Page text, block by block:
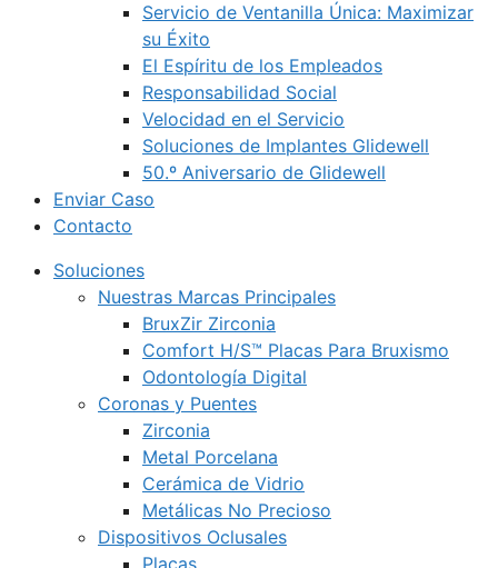
Servicio de Ventanilla Única: Maximizar
su Éxito
El Espíritu de los Empleados
Responsabilidad Social
Velocidad en el Servicio
Soluciones de Implantes Glidewell
50.º Aniversario de Glidewell
Enviar Caso
Contacto
Soluciones
Nuestras Marcas Principales
BruxZir Zirconia
Comfort H/S™ Placas Para Bruxismo
Odontología Digital
Coronas y Puentes
Zirconia
Metal Porcelana
Cerámica de Vidrio
Metálicas No Precioso
Dispositivos Oclusales
Placas